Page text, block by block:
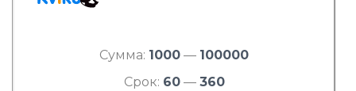
Сумма: 1000 — 100000
Срок: 60— 360